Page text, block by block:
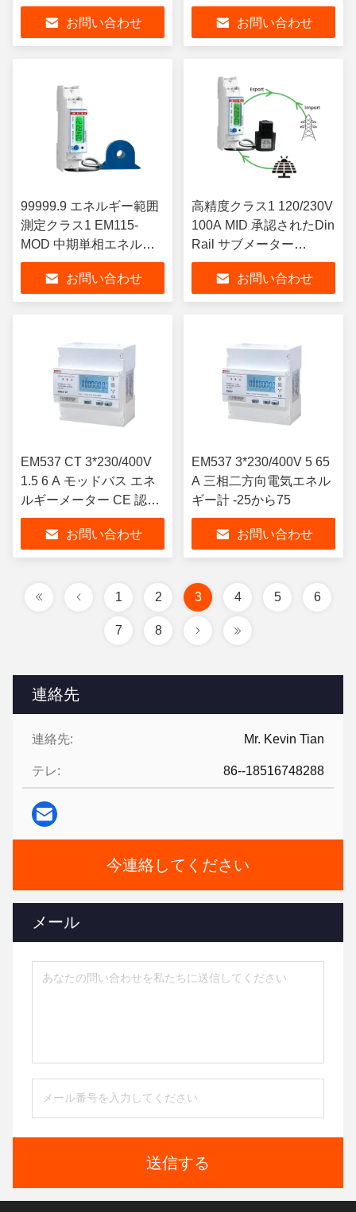
連絡先
連絡先: Mr. Kevin Tian
テレ: 86--18516748288
今連絡してください
メール
送信する
230V 5 6 A
お問い合わせ
リバース
お問い合わせ
99999.9 エネルギー範囲
測定クラス1 EM115-
MOD 中期単相エネルギ
ーモニター
お問い合わせ
高精度クラス1 120/230V
100A MID 承認されたDin
Rail サブメーター
RS485-スマートエネル
ギーメーターお問い合わせ
EM537 CT 3*230/400V
1.5 6 A モッドバス エネ
ルギーメーター CE 認証
と 1-4 速率
お問い合わせ
EM537 3*230/400V 5 65
A 三相二方向電気エネル
ギー計 -25から75
お問い合わせ
1 2 3 4 5 6
7 8